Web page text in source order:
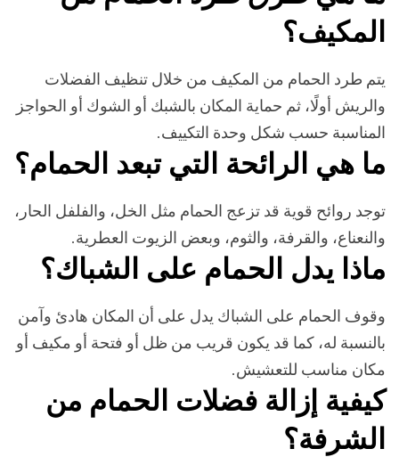
المكيف؟
يتم طرد الحمام من المكيف من خلال تنظيف الفضلات
والريش أولًا، ثم حماية المكان بالشبك أو الشوك أو الحواجز
المناسبة حسب شكل وحدة التكييف.
ما هي الرائحة التي تبعد الحمام؟
توجد روائح قوية قد تزعج الحمام مثل الخل، والفلفل الحار،
والنعناع، والقرفة، والثوم، وبعض الزيوت العطرية.
ماذا يدل الحمام على الشباك؟
وقوف الحمام على الشباك يدل على أن المكان هادئ وآمن
بالنسبة له، كما قد يكون قريب من ظل أو فتحة أو مكيف أو
مكان مناسب للتعشيش.
كيفية إزالة فضلات الحمام من
الشرفة؟